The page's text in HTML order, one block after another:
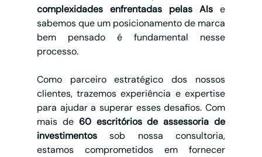
complexidades enfrentadas pelas AIs e
sabemos que um posicionamento de marca
bem pensado é fundamental nesse
processo.
Como parceiro estratégico dos nossos
clientes, trazemos experiência e expertise
para ajudar a superar esses desafios. Com
mais de 60 escritórios de assessoria de
investimentos sob nossa consultoria,
estamos comprometidos em fornecer